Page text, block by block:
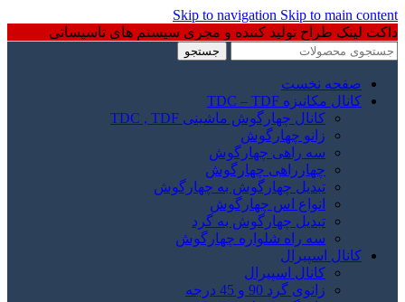
Skip to navigation Skip to main content
داکت لینک طراح تولید کننده و مجری سیستم های تاسیساتی
جستجو
صفحه نخست
کانال مکانیزه TDC – TDF
کانال چهارگوش ماشینی TDC , TDF
زانو چهارگوش
سه راهی چهارگوش
چهارراهی چهارگوش
تبدیل چهارگوش به چهارگوش
انواع اس چهارگوش
تبدیل چهارگوش به گرد
سه راه شلواره چهارگوش
کانال اسپیرال
کانال اسپیرال
زانوی گرد 90 و 45 درجه